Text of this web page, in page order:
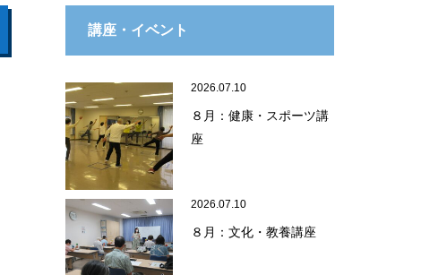
講座・イベント
2026.07.10
８月：健康・スポーツ講
座
2026.07.10
８月：文化・教養講座